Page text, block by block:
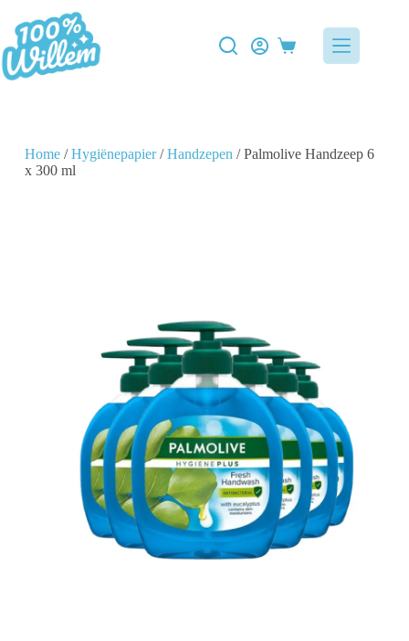
Home/Hygiënepapier/Handzepen / Palmolive Handzeep 6
x 300 ml